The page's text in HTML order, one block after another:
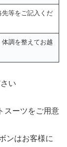
等をご記入くだ
調を整えてお越
い
スーツをご用意
ンはお客様に